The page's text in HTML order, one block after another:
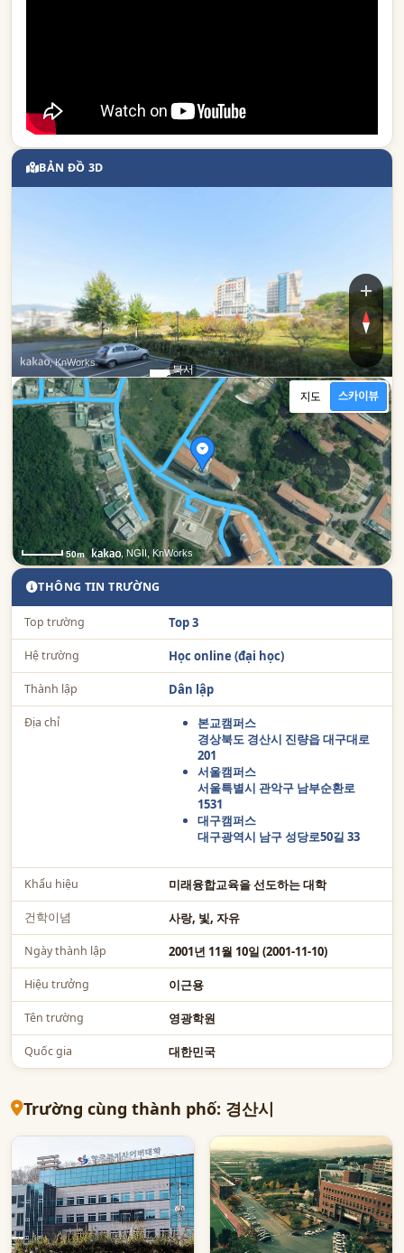
BẢN ĐỒ 3D
북서
, KnWorks
50m , NGII, KnWorks
THÔNG TIN TRƯỜNG
Top trường Top 3
Hệ trường Học online (đại học)
Thành lập Dân lập
Địa chỉ
본교캠퍼스
경상북도 경산시 진량읍 대구대로
201
서울캠퍼스
서울특별시 관악구 남부순환로
1531
대구캠퍼스
대구광역시 남구 성당로50길 33
Khẩu hiệu 미래융합교육을 선도하는 대학
건학이념 사랑, 빛, 자유
Ngày thành lập 2001년 11월 10일 (2001-11-10)
Hiệu trưởng 이근용
Tên trường 영광학원
Quốc gia 대한민국
Trường cùng thành phố: 경산시